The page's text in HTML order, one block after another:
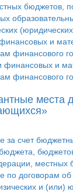
бюджетов,
и
финансового
финансовых и
финансового
места
счет
местных
по договорам об
и (или)